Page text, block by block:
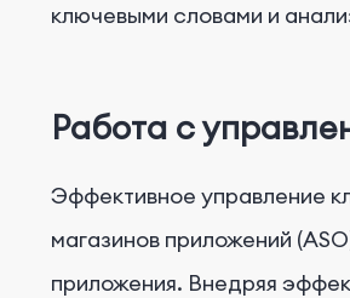
ключевыми словами и
Работа с
Эффективное управление
магазинов приложений
приложения. Внедряя